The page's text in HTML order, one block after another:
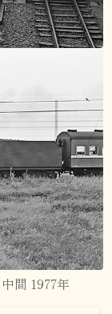
間 1977年